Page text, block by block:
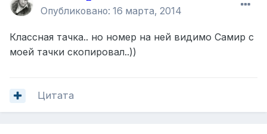
Опубликовано: 16 марта, 2014
Классная тачка.. но номер на ней видимо Самир с
моей тачки скопировал..))
Цитата